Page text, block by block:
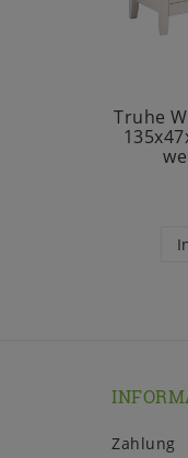
Truhe
Zahlung